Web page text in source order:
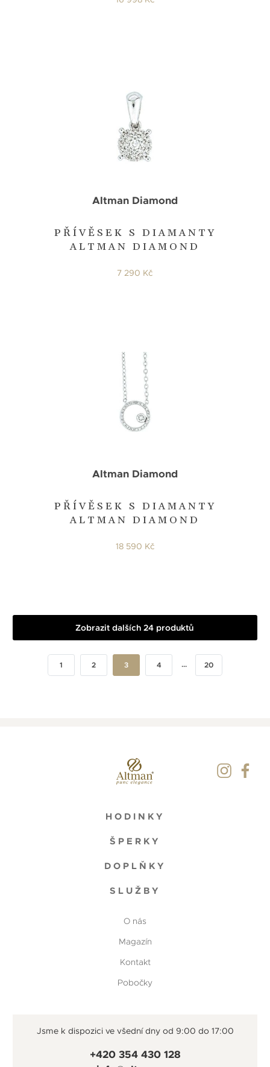
PŘÍVĚSEK S DIAMANTY
ALTMAN DIAMOND
Altman Diamond
7 290 Kč
PŘÍVĚSEK S DIAMANTY
ALTMAN DIAMOND
Altman Diamond
18 590 Kč
Zobrazit dalších 24 produktů
1 2 3 4 ... 20
HODINKY
ŠPERKY
DOPLŇKY
SLUŽBY
O nás
Magazín
Kontakt
Pobočky
Jsme k dispozici ve všední dny od 9:00 do 17:00
+420 354 430 128